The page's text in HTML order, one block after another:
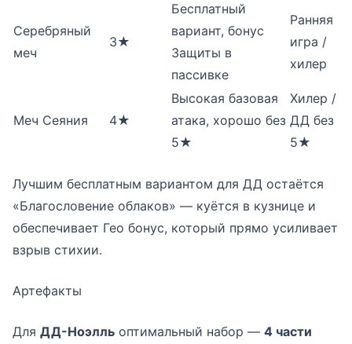
Серебряный
меч
3★
Бесплатный
вариант, бонус
Защиты в
пассивке
Ранняя
игра /
хилер
Меч Сеяния 4★
Высокая базовая
атака, хорошо без
5★
Хилер /
ДД без
5★
Лучшим бесплатным вариантом для ДД остаётся
«Благословение облаков» — куётся в кузнице и
обеспечивает Гео бонус, который прямо усиливает
взрыв стихии.
Артефакты
Для ДД-Ноэлль оптимальный набор — 4 части